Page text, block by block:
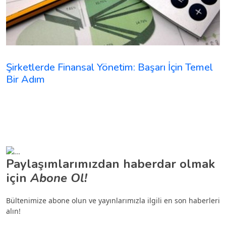
Şirketlerde Finansal Yönetim: Başarı İçin Temel
Bir Adım
Paylaşımlarımızdan haberdar olmak
için Abone Ol!
Bültenimize abone olun ve yayınlarımızla ilgili en son haberleri
alın!